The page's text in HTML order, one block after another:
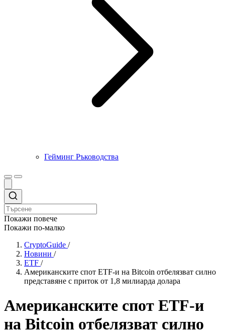
Гейминг Ръководства
Покажи повече
Покажи по-малко
CryptoGuide /
Новини /
ETF /
Американските спот ETF-и на Bitcoin отбелязват силно
представяне с приток от 1,8 милиарда долара
Американските спот ETF-и
на Bitcoin отбелязват силно